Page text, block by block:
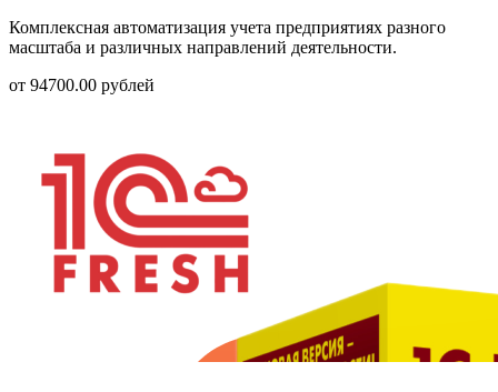
Комплексная автоматизация учета предприятиях разного
масштаба и различных направлений деятельности.
от 94700.00 рублей